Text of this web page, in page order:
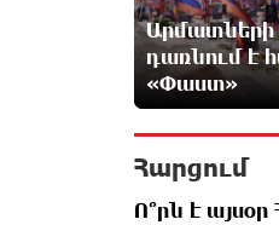
Կեղծ
դառնում է
«Փաստ»
Հարցում
Ո՞րն է